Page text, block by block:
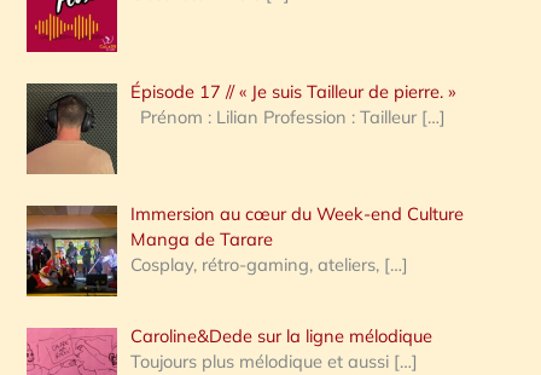
r
c
h
e
:
Épisode 17 // « Je suis Tailleur de pierre. »
Prénom : Lilian Profession : Tailleur […]
Immersion au cœur du Week-end Culture
Manga de Tarare
Cosplay, rétro-gaming, ateliers, […]
Caroline&Dede sur la ligne mélodique
Toujours plus mélodique et aussi […]